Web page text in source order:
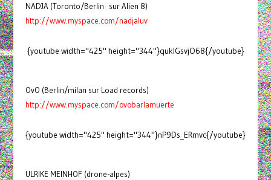
NADJA (Toronto/Berlin sur Alien 8)
http://www.myspace.com/nadjaluv
{youtube width="425" height="344"}quklGsvjO68{/youtube}
OvO (Berlin/milan sur Load records)
http://www.myspace.com/ovobarlamuerte
{youtube width="425" height="344"}nP9Ds_ERmvc{/youtube}
ULRIKE MEINHOF (drone-alpes)